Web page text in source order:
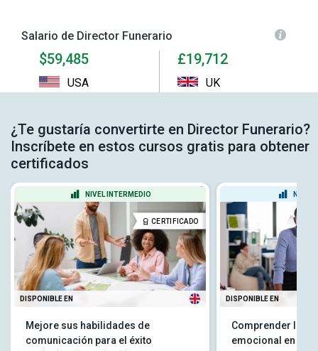
Salario de Director Funerario
$59,485
USA
£19,712
UK
¿Te gustaría convertirte en Director Funerario?
Inscríbete en estos cursos gratis para obtener
certificados
NIVEL INTERMEDIO
CERTIFICADO
DISPONIBLE EN
Mejore sus habilidades de
comunicación para el éxito
NIVEL
DISPONIBLE EN
Comprender la
emocional en el